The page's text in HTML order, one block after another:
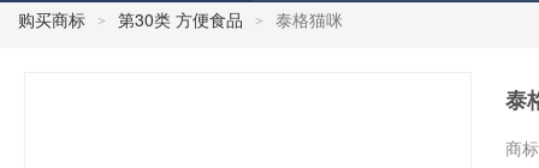
购买商标 > 第30类 方便食品 > 泰格猫咪
泰
商